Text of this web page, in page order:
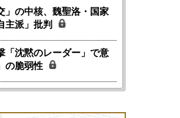
」の中核、魏聖洛・国家
主派」批判
「沈黙のレーダー」で意
の脆弱性